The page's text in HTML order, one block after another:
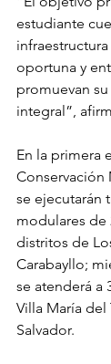
estudiante
oportuna y
promuevan
integral”,
En la primera
Conservación
se ejecutarán
modulares de
distritos de
Carabayllo;
se atenderá a
Villa María del
Salvador.